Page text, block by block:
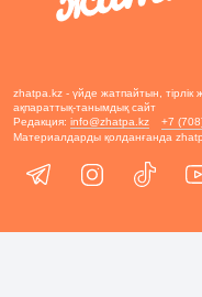
zhatpa.kz - үйде жатпайтын, тірлік
ақпараттық-танымдық сайт
Редакция: info@zhatpa.kz
+7
Материалдарды қолданғанда